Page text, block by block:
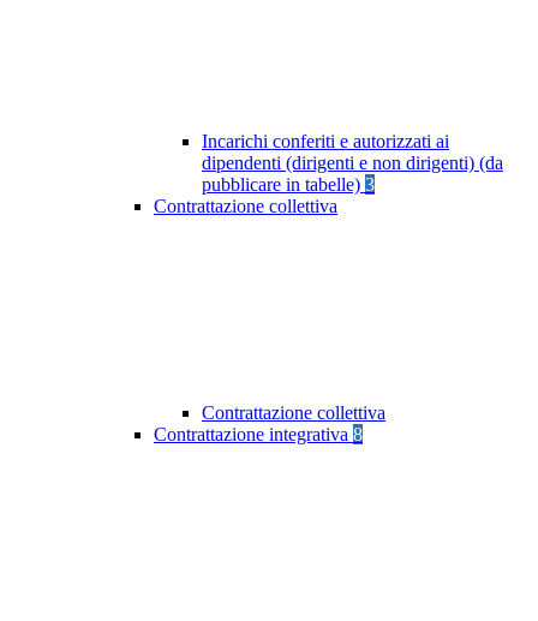
Incarichi conferiti e autorizzati ai
dipendenti (dirigenti e non dirigenti) (da
pubblicare in tabelle) 3
Contrattazione collettiva
Contrattazione collettiva
Contrattazione integrativa 8